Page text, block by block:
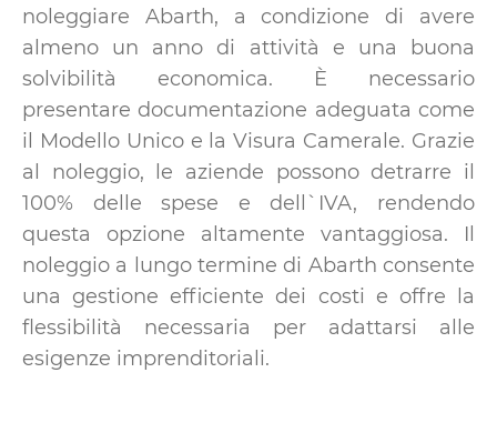
noleggiare Abarth, a condizione di avere
almeno un anno di attività e una buona
solvibilità economica. È necessario
presentare documentazione adeguata come
il Modello Unico e la Visura Camerale. Grazie
al noleggio, le aziende possono detrarre il
100% delle spese e dell`IVA, rendendo
questa opzione altamente vantaggiosa. Il
noleggio a lungo termine di Abarth consente
una gestione efficiente dei costi e offre la
flessibilità necessaria per adattarsi alle
esigenze imprenditoriali.